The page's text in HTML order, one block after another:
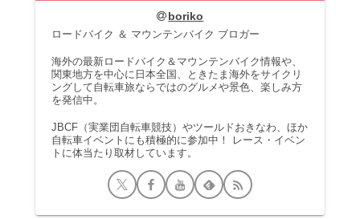
boriko
ロードバイク ＆ マウンテンバイク ブロガー
海外の最新ロードバイク＆マウンテンバイク情報や、
関東地方を中心に日本全国、ときたま海外をサイクリ
ングして自転車旅ならではのグルメや景色、楽しみ方
を発信中。
JBCF（実業団自転車競技）やツールドおきなわ、ほか
自転車イベントにも積極的に参加中！ レース・イベン
トに体当たり取材しています。